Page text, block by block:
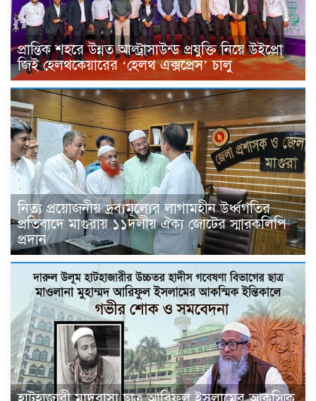
প্রান্তিক শহরে উন্নত আল্ট্রাসাউন্ড প্রযুক্তি নিয়ে উইপ্রো
জিই হেলথকেয়ারের ‘হেলথ এক্সপ্রেস’ চালু
নিত্য প্রয়োজনীয় দ্রব্যমূল্যের লাগামহীন উর্ধ্বগতির
প্রতিবাদে মাগুরায় ১১দলীয় ঐক্য জোটের স্মারকলিপি
প্রদান